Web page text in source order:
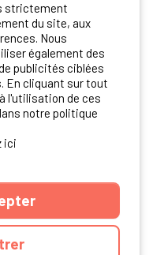
strictement
du site, aux
Nous
également des
publicités ciblées
En cliquant sur tout
l'utilisation de ces
notre politique
ici